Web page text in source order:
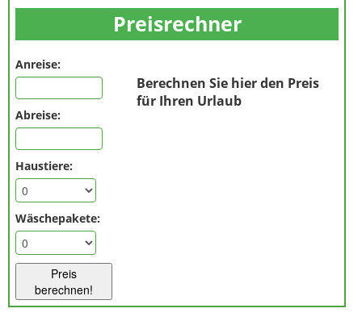
Preisrechner
Anreise:
Abreise:
Haustiere:
Wäschepakete:
Preis
berechnen!
Berechnen Sie hier den Preis
für Ihren Urlaub